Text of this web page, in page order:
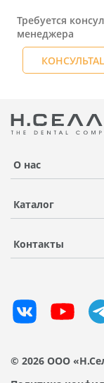
Требуется
менеджера
О нас
Каталог
Контакты
© 2026 ООО